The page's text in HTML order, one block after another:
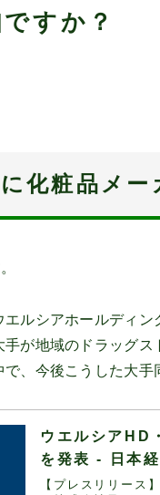
すか？
化粧品メ
ルシアホールディ
手が地域のドラッグ
、今後こうした大手
ウエルシアHD
を発表 - 日本経
【プレスリリース